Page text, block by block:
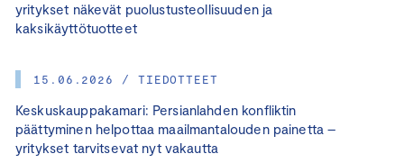
yritykset näkevät puolustusteollisuuden ja
kaksikäyttötuotteet
15.06.2026 / TIEDOTTEET
Keskuskauppakamari: Persianlahden konfliktin
päättyminen helpottaa maailmantalouden painetta –
yritykset tarvitsevat nyt vakautta